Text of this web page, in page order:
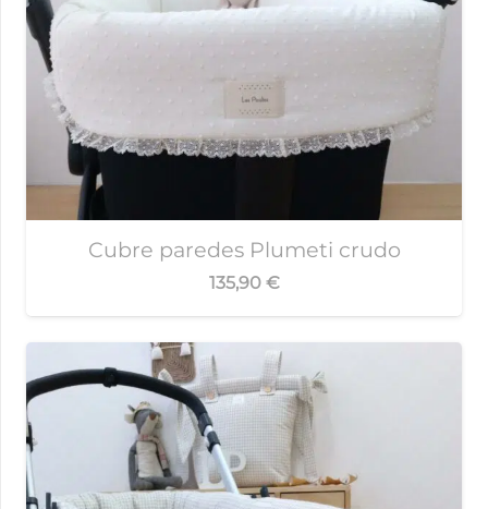
Cubre paredes Plumeti crudo
135,90 €